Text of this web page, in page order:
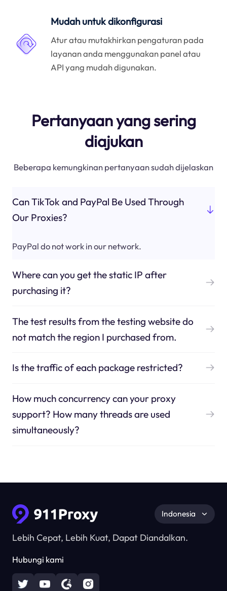
Mudah untuk dikonfigurasi
Atur atau mutakhirkan pengaturan pada
layanan anda menggunakan panel atau
API yang mudah digunakan.
Pertanyaan yang sering
diajukan
Beberapa kemungkinan pertanyaan sudah dijelaskan
Can TikTok and PayPal Be Used Through
Our Proxies?
PayPal do not work in our network.
Where can you get the static IP after
purchasing it?
The test results from the testing website do
not match the region I purchased from.
Is the traffic of each package restricted?
How much concurrency can your proxy
support? How many threads are used
simultaneously?
Lebih Cepat, Lebih Kuat, Dapat Diandalkan.
Hubungi kami
Indonesia